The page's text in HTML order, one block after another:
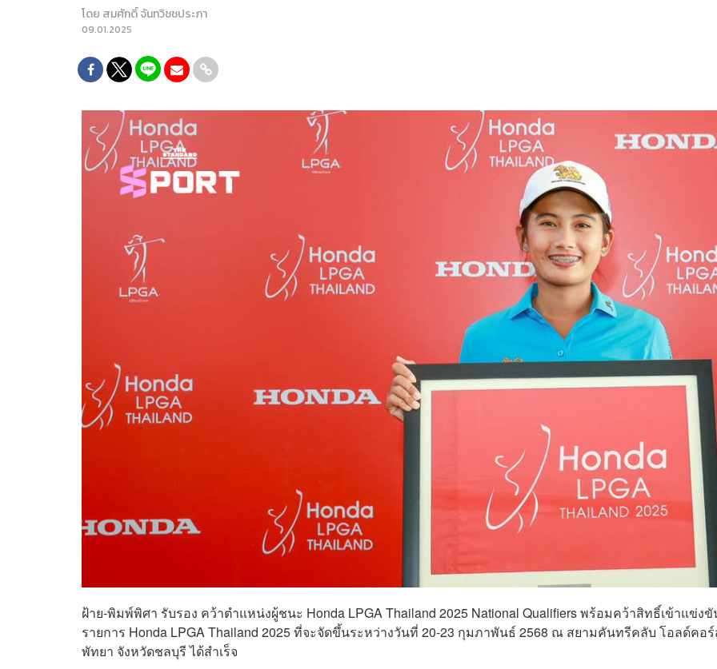
โดย สมศักดิ์ จันทวิชชประภา
09.01.2025
ฝ้าย-พิมพ์พิศา รับรอง คว้าตำแหน่งผู้ชนะ Honda LPGA Thailand 2025 National Qualifiers พร้อมคว้าสิทธิ์เข้าแข่ง
รายการ Honda LPGA Thailand 2025 ที่จะจัดขึ้นระหว่างวันที่ 20-23 กุมภาพันธ์ 2568 ณ สยามคันทรีคลับ โอลด์คอ
พัทยา จังหวัดชลบุรี ได้สำเร็จ